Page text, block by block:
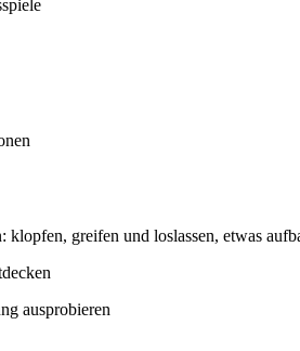
klopfen, greifen und loslassen, etwas
ausprobieren